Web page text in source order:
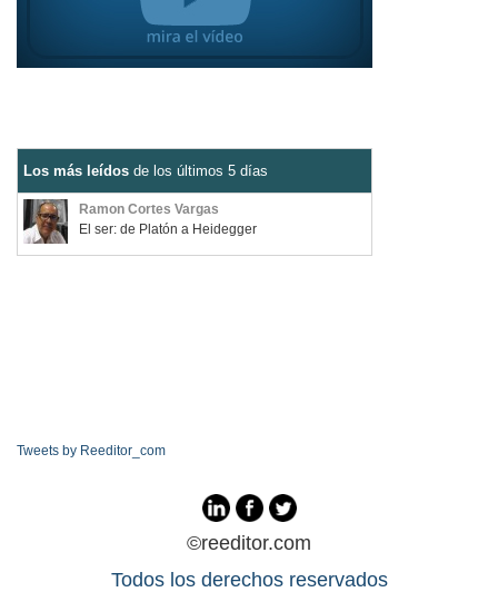
Los más leídos de los últimos 5 días
Ramon Cortes Vargas
El ser: de Platón a Heidegger
Tweets by Reeditor_com
©reeditor.com
Todos los derechos reservados